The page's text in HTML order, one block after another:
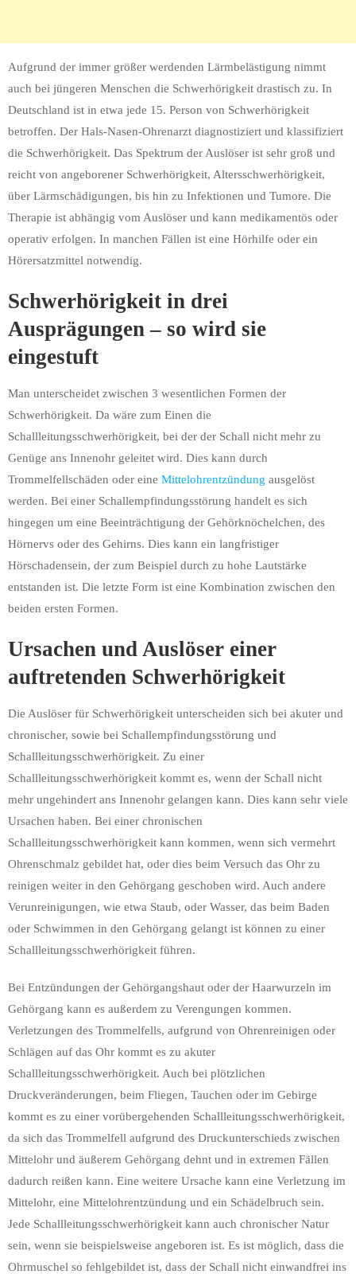
Aufgrund der immer größer werdenden Lärmbelästigung nimmt
auch bei jüngeren Menschen die Schwerhörigkeit drastisch zu. In
Deutschland ist in etwa jede 15. Person von Schwerhörigkeit
betroffen. Der Hals-Nasen-Ohrenarzt diagnostiziert und klassifiziert
die Schwerhörigkeit. Das Spektrum der Auslöser ist sehr groß und
reicht von angeborener Schwerhörigkeit, Altersschwerhörigkeit,
über Lärmschädigungen, bis hin zu Infektionen und Tumore. Die
Therapie ist abhängig vom Auslöser und kann medikamentös oder
operativ erfolgen. In manchen Fällen ist eine Hörhilfe oder ein
Hörersatzmittel notwendig.
Schwerhörigkeit in drei
Ausprägungen – so wird sie
eingestuft
Man unterscheidet zwischen 3 wesentlichen Formen der
Schwerhörigkeit. Da wäre zum Einen die
Schallleitungsschwerhörigkeit, bei der der Schall nicht mehr zu
Genüge ans Innenohr geleitet wird. Dies kann durch
Trommelfellschäden oder eine Mittelohrentzündung ausgelöst
werden. Bei einer Schallempfindungsstörung handelt es sich
hingegen um eine Beeinträchtigung der Gehörknöchelchen, des
Hörnervs oder des Gehirns. Dies kann ein langfristiger
Hörschadensein, der zum Beispiel durch zu hohe Lautstärke
entstanden ist. Die letzte Form ist eine Kombination zwischen den
beiden ersten Formen.
Ursachen und Auslöser einer
auftretenden Schwerhörigkeit
Die Auslöser für Schwerhörigkeit unterscheiden sich bei akuter und
chronischer, sowie bei Schallempfindungsstörung und
Schallleitungsschwerhörigkeit. Zu einer
Schallleitungsschwerhörigkeit kommt es, wenn der Schall nicht
mehr ungehindert ans Innenohr gelangen kann. Dies kann sehr viele
Ursachen haben. Bei einer chronischen
Schallleitungsschwerhörigkeit kann kommen, wenn sich vermehrt
Ohrenschmalz gebildet hat, oder dies beim Versuch das Ohr zu
reinigen weiter in den Gehörgang geschoben wird. Auch andere
Verunreinigungen, wie etwa Staub, oder Wasser, das beim Baden
oder Schwimmen in den Gehörgang gelangt ist können zu einer
Schallleitungsschwerhörigkeit führen.
Bei Entzündungen der Gehörgangshaut oder der Haarwurzeln im
Gehörgang kann es außerdem zu Verengungen kommen.
Verletzungen des Trommelfells, aufgrund von Ohrenreinigen oder
Schlägen auf das Ohr kommt es zu akuter
Schallleitungsschwerhörigkeit. Auch bei plötzlichen
Druckveränderungen, beim Fliegen, Tauchen oder im Gebirge
kommt es zu einer vorübergehenden Schallleitungsschwerhörigkeit,
da sich das Trommelfell aufgrund des Druckunterschieds zwischen
Mittelohr und äußerem Gehörgang dehnt und in extremen Fällen
dadurch reißen kann. Eine weitere Ursache kann eine Verletzung im
Mittelohr, eine Mittelohrentzündung und ein Schädelbruch sein.
Jede Schallleitungsschwerhörigkeit kann auch chronischer Natur
sein, wenn sie beispielsweise angeboren ist. Es ist möglich, dass die
Ohrmuschel so fehlgebildet ist, dass der Schall nicht einwandfrei ins